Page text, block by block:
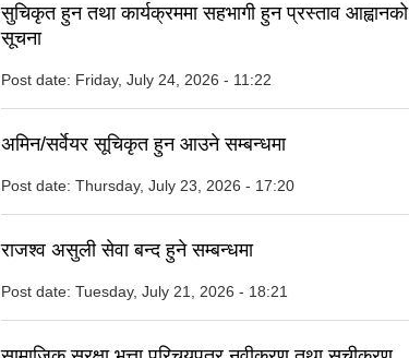
सुचिकृत हुन तथा कार्यक्रममा सहभागी हुन प्रस्ताव आह्वानको
सूचना
Post date: Friday, July 24, 2026 - 11:22
अमिन/सर्वेयर सूचिकृत हुन आउने सम्बन्धमा
Post date: Thursday, July 23, 2026 - 17:20
राजश्व असुली सेवा बन्द हुने सम्बन्धमा
Post date: Tuesday, July 21, 2026 - 18:21